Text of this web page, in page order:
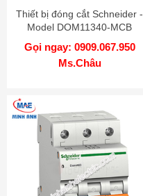
Thiết bị đóng cắt Schneider -
Model DOM11340-MCB
Gọi ngay: 0909.067.950
Ms.Châu